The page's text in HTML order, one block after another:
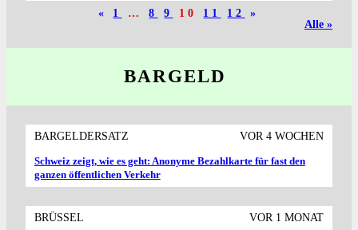
« 1 … 8 9 10 11 12
»
Alle »
BARGELD
BARGELDERSATZ VOR 4 WOCHEN
Schweiz zeigt, wie es geht: Anonyme Bezahlkarte für fast den
ganzen öffentlichen Verkehr
BRÜSSEL VOR 1 MONAT